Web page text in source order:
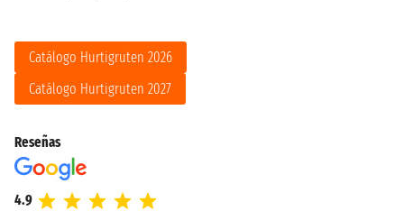
Catálogo Hurtigruten 2026
Catálogo Hurtigruten 2027
Reseñas
4.9